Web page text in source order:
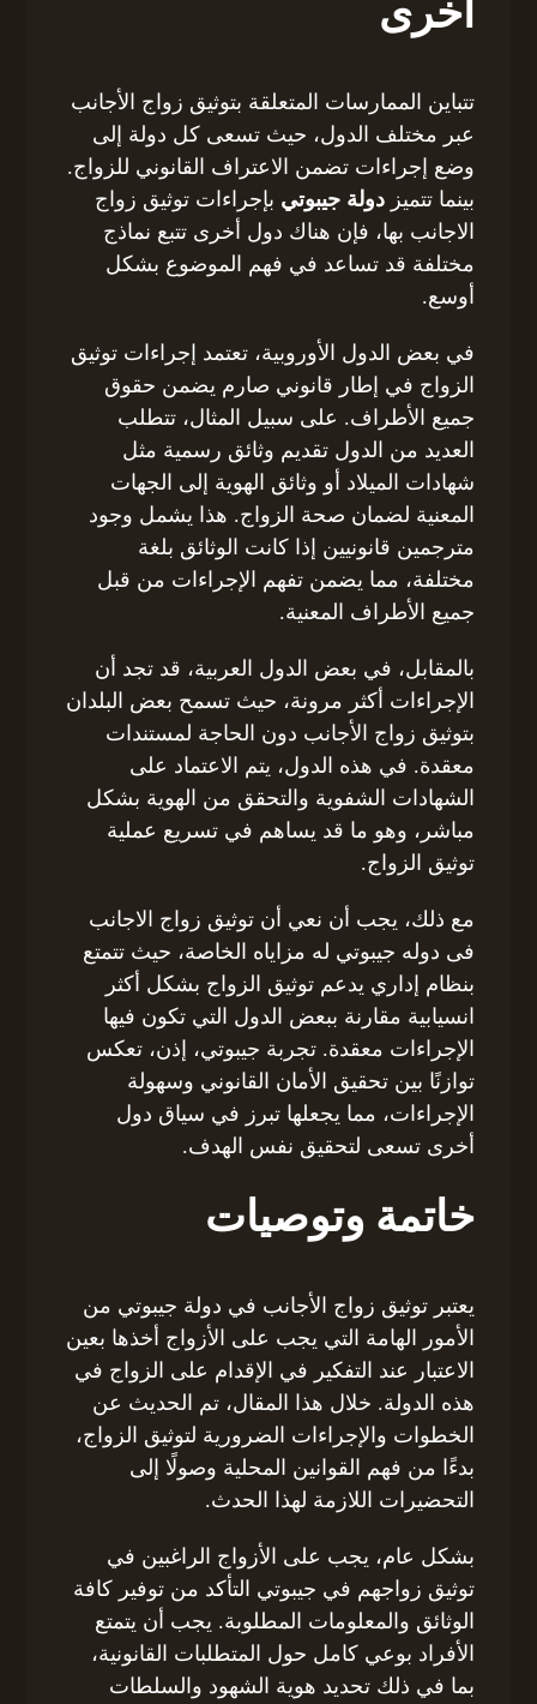
أخرى
تتباين الممارسات المتعلقة بتوثيق زواج الأجانب
عبر مختلف الدول، حيث تسعى كل دولة إلى
وضع إجراءات تضمن الاعتراف القانوني للزواج.
بينما تتميزدولة جيبوتي بإجراءات توثيق زواج
الاجانب بها، فإن هناك دول أخرى تتبع نماذج
مختلفة قد تساعد في فهم الموضوع بشكل
أوسع.
في بعض الدول الأوروبية، تعتمد إجراءات توثيق
الزواج في إطار قانوني صارم يضمن حقوق
جميع الأطراف. على سبيل المثال، تتطلب
العديد من الدول تقديم وثائق رسمية مثل
شهادات الميلاد أو وثائق الهوية إلى الجهات
المعنية لضمان صحة الزواج. هذا يشمل وجود
مترجمين قانونيين إذا كانت الوثائق بلغة
مختلفة، مما يضمن تفهم الإجراءات من قبل
جميع الأطراف المعنية.
بالمقابل، في بعض الدول العربية، قد تجد أن
الإجراءات أكثر مرونة، حيث تسمح بعض البلدان
بتوثيق زواج الأجانب دون الحاجة لمستندات
معقدة. في هذه الدول، يتم الاعتماد على
الشهادات الشفوية والتحقق من الهوية بشكل
مباشر، وهو ما قد يساهم في تسريع عملية
توثيق الزواج.
مع ذلك، يجب أن نعي أن توثيق زواج الاجانب
فى دوله جيبوتي له مزاياه الخاصة، حيث تتمتع
بنظام إداري يدعم توثيق الزواج بشكل أكثر
انسيابية مقارنة ببعض الدول التي تكون فيها
الإجراءات معقدة. تجربة جيبوتي، إذن، تعكس
توازنًا بين تحقيق الأمان القانوني وسهولة
الإجراءات، مما يجعلها تبرز في سياق دول
أخرى تسعى لتحقيق نفس الهدف.
خاتمة وتوصيات
يعتبر توثيق زواج الأجانب في دولة جيبوتي من
الأمور الهامة التي يجب على الأزواج أخذها بعين
الاعتبار عند التفكير في الإقدام على الزواج في
هذه الدولة. خلال هذا المقال، تم الحديث عن
الخطوات والإجراءات الضرورية لتوثيق الزواج،
بدءًا من فهم القوانين المحلية وصولًا إلى
التحضيرات اللازمة لهذا الحدث.
بشكل عام، يجب على الأزواج الراغبين في
توثيق زواجهم في جيبوتي التأكد من توفير كافة
الوثائق والمعلومات المطلوبة. يجب أن يتمتع
الأفراد بوعي كامل حول المتطلبات القانونية،
بما في ذلك تحديد هوية الشهود والسلطات